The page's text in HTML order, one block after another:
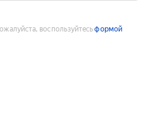
воспользуйтесьформой